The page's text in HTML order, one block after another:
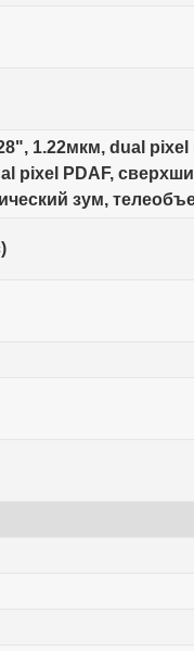
1.22мкм, dual
pixel PDAF,
зум,